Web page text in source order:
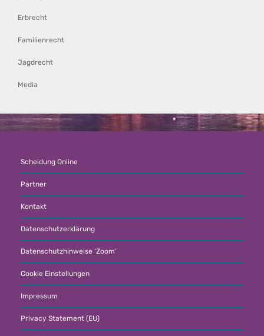
Erbrecht
Familienrecht
Jagdrecht
Media
Scheidung Online
Partner
Kontakt
Datenschutzerklärung
Datenschutzhinweise ‘Zoom’
Cookie Einstellungen
Impressum
Privacy Statement (EU)